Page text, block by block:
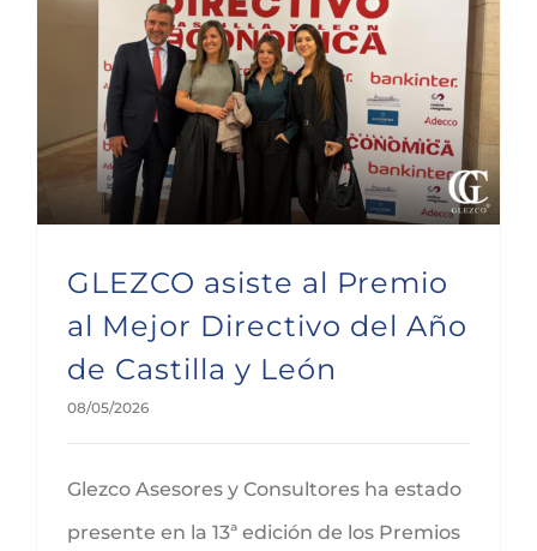
GLEZCO asiste al Premio
al Mejor Directivo del Año
de Castilla y León
08/05/2026
Glezco Asesores y Consultores ha estado
presente en la 13ª edición de los Premios